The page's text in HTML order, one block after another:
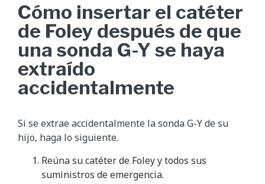
Cómo insertar el catéter
de Foley después de que
una sonda G-Y se haya
extraído
accidentalmente
Si se extrae accidentalmente la sonda G-Y de su
hijo, haga lo siguiente.
Reúna su catéter de Foley y todos sus
suministros de emergencia.